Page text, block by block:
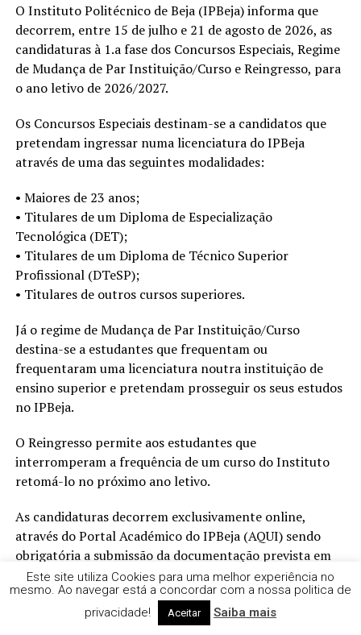
O Instituto Politécnico de Beja (IPBeja) informa que
decorrem, entre 15 de julho e 21 de agosto de 2026, as
candidaturas à 1.a fase dos Concursos Especiais, Regime
de Mudança de Par Instituição/Curso e Reingresso, para
o ano letivo de 2026/2027.
Os Concursos Especiais destinam-se a candidatos que
pretendam ingressar numa licenciatura do IPBeja
através de uma das seguintes modalidades:
• Maiores de 23 anos;
• Titulares de um Diploma de Especialização
Tecnológica (DET);
• Titulares de um Diploma de Técnico Superior
Profissional (DTeSP);
• Titulares de outros cursos superiores.
Já o regime de Mudança de Par Instituição/Curso
destina-se a estudantes que frequentam ou
frequentaram uma licenciatura noutra instituição de
ensino superior e pretendam prosseguir os seus estudos
no IPBeja.
O Reingresso permite aos estudantes que
interromperam a frequência de um curso do Instituto
retomá-lo no próximo ano letivo.
As candidaturas decorrem exclusivamente online,
através do Portal Académico do IPBeja (AQUI) sendo
obrigatória a submissão da documentação prevista em
cada edital e o pagamento da respetiva taxa de
candidatura.
A divulgação dos resultados provisórios decorre até 7 de
Este site utiliza Cookies para uma melhor experiência no
mesmo. Ao navegar está a concordar com a nossa politica de
privacidade!
Aceitar Saiba mais